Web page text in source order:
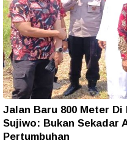
Jalan Baru 800 Meter
Sujiwo: Bukan Sekadar
Pertumbuhan